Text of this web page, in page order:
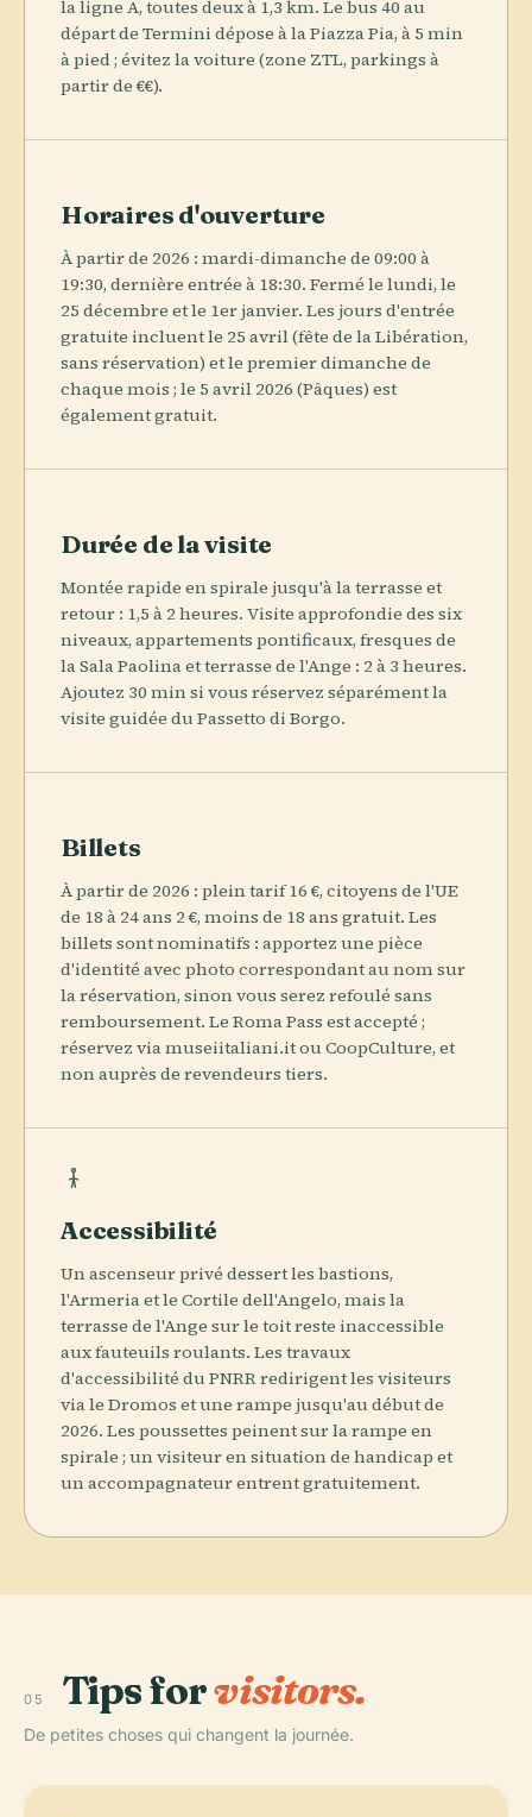
la ligne A, toutes deux à 1,3 km. Le bus 40 au
départ de Termini dépose à la Piazza Pia, à 5 min
à pied ; évitez la voiture (zone ZTL, parkings à
partir de €€).
Horaires d'ouverture
À partir de 2026 : mardi-dimanche de 09:00 à
19:30, dernière entrée à 18:30. Fermé le lundi, le
25 décembre et le 1er janvier. Les jours d'entrée
gratuite incluent le 25 avril (fête de la Libération,
sans réservation) et le premier dimanche de
chaque mois ; le 5 avril 2026 (Pâques) est
également gratuit.
Durée de la visite
Montée rapide en spirale jusqu'à la terrasse et
retour : 1,5 à 2 heures. Visite approfondie des six
niveaux, appartements pontificaux, fresques de
la Sala Paolina et terrasse de l'Ange : 2 à 3 heures.
Ajoutez 30 min si vous réservez séparément la
visite guidée du Passetto di Borgo.
Billets
À partir de 2026 : plein tarif 16 €, citoyens de l'UE
de 18 à 24 ans 2 €, moins de 18 ans gratuit. Les
billets sont nominatifs : apportez une pièce
d'identité avec photo correspondant au nom sur
la réservation, sinon vous serez refoulé sans
remboursement. Le Roma Pass est accepté ;
réservez via museiitaliani.it ou CoopCulture, et
non auprès de revendeurs tiers.
Accessibilité
Un ascenseur privé dessert les bastions,
l'Armeria et le Cortile dell'Angelo, mais la
terrasse de l'Ange sur le toit reste inaccessible
aux fauteuils roulants. Les travaux
d'accessibilité du PNRR redirigent les visiteurs
via le Dromos et une rampe jusqu'au début de
2026. Les poussettes peinent sur la rampe en
spirale ; un visiteur en situation de handicap et
un accompagnateur entrent gratuitement.
05 Tips forvisitors.
De petites choses qui changent la journée.